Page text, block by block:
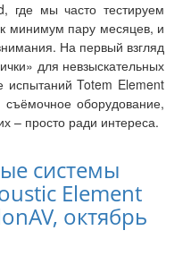
где мы часто тестируем
минимум пару месяцев, и
На первый взгляд
для невзыскательных
испытаний Totem Element
оборудование,
– просто ради интереса.
системы
Element
октябрь